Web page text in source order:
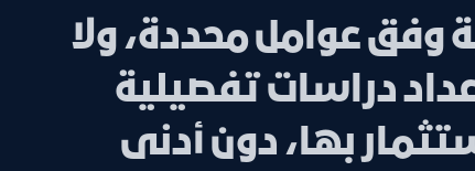
وفق عوامل محددة، ولا
دراسات تفصيلية
بها، دون أدنى